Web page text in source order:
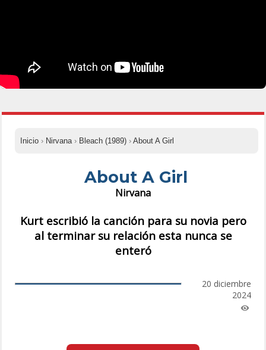
Inicio › Nirvana› Bleach (1989) › About A Girl
About A Girl
Nirvana
Kurt escribió la canción para su novia pero
al terminar su relación esta nunca se
enteró
20 diciembre
2024